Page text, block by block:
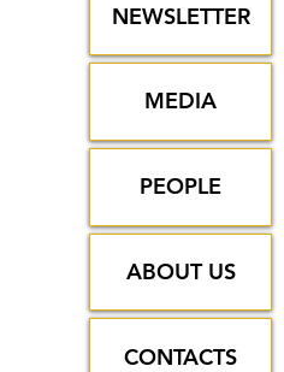
NEWSLETTER
MEDIA
PEOPLE
ABOUT US
CONTACTS